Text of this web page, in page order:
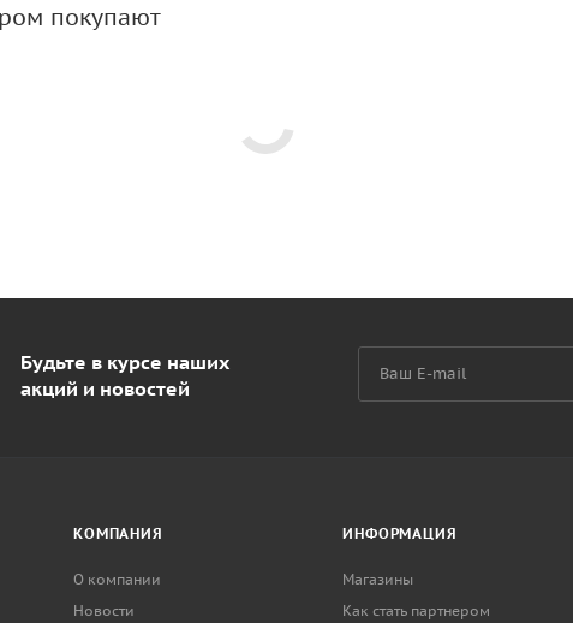
покупают
Будьте в курсе наших
акций и новостей
КОМПАНИЯ
О компании
Новости
ИНФОРМАЦИЯ
Магазины
Как стать партнером